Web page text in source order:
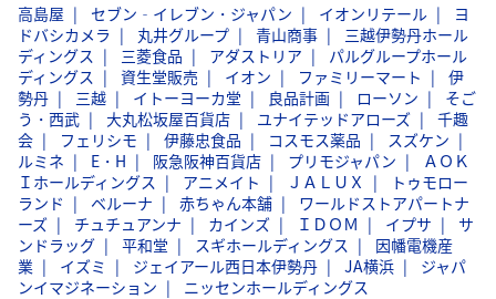
高島屋 セブン‐イレブン・ジャパン イオンリテール
ヨ
ドバシカメラ
丸井グループ 青山商事
三越伊勢丹ホール
ディングス
三菱食品 アダストリア
パルグループホール
ディングス
資生堂販売 イオン ファミリーマート
伊
勢丹
三越 イトーヨーカ堂 良品計画 ローソン
そご
う・西武
大丸松坂屋百貨店 ユナイテッドアローズ
千趣
会
フェリシモ 伊藤忠食品 コスモス薬品
スズケン
ルミネ
E・H 阪急阪神百貨店 プリモジャパン
ＡＯＫ
Ｉホールディングス
アニメイト ＪＡＬＵＸ
トゥモロー
ランド
ベルーナ 赤ちゃん本舗
ワールドストアパートナ
ーズ
チュチュアンナ カインズ ＩＤＯＭ イプサ
サ
ンドラッグ
平和堂 スギホールディングス
因幡電機産
業
イズミ ジェイアール西日本伊勢丹 JA横浜
ジャパ
ンイマジネーション
ニッセンホールディングス